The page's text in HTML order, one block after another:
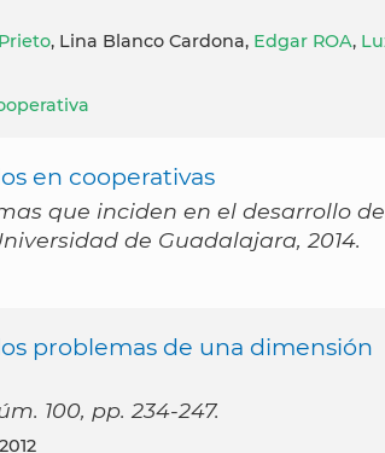
, Lina Blanco Cardona, Edgar ROA,
en cooperativas
que inciden en el desarrollo de
de Guadalajara, 2014.
problemas de una dimensión
100, pp. 234-247.